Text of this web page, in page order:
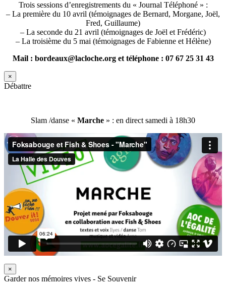
Trois sessions d’enregistrements du « Journal Téléphoné » :
– La première du 10 avril (témoignages de Bernard, Morgane, Joël,
Fred, Guillaume)
– La seconde du 21 avril (témoignages de Joël et Frédéric)
– La troisième du 5 mai (témoignages de Fabienne et Hélène)
Mail : bordeaux@lacloche.org et téléphone : 07 67 25 31 43
×
Débattre
Slam /danse « Marche » : en direct samedi à 18h30
×
Garder nos mémoires vives - Se Souvenir